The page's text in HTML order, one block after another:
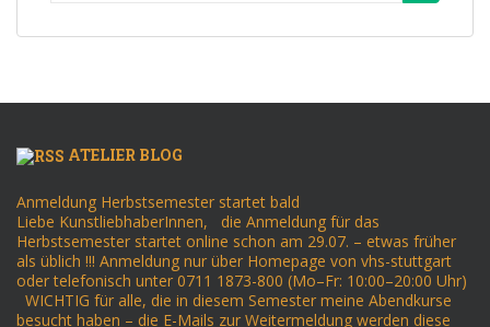
ATELIER BLOG
Anmeldung Herbstsemester startet bald
Liebe KunstliebhaberInnen, die Anmeldung für das
Herbstsemester startet online schon am 29.07. – etwas früher
als üblich !!! Anmeldung nur über Homepage von vhs-stuttgart
oder telefonisch unter 0711 1873-800 (Mo–Fr: 10:00–20:00 Uhr)
WICHTIG für alle, die in diesem Semester meine Abendkurse
besucht haben – die E-Mails zur Weitermeldung werden diese